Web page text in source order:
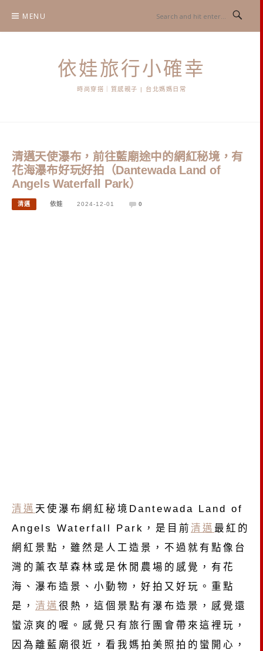
content
MENU
依娃旅行小確幸
時尚穿搭｜質感親子 | 台北媽媽日常
清邁天使瀑布，前往藍廟途中的網紅秘境，有
花海瀑布好玩好拍（Dantewada Land of
Angels Waterfall Park）
清邁 依娃 2024-12-01 0
清邁 天使瀑布網紅秘境Dantewada Land of
Angels Waterfall Park，是目前 清邁 最紅的
網紅景點，雖然是人工造景，不過就有點像台
灣的薰衣草森林或是休閒農場的感覺，有花
海、瀑布造景、小動物，好拍又好玩。重點
是， 清邁 很熱，這個景點有瀑布造景，感覺還
蠻涼爽的喔。感覺只有旅行團會帶來這裡玩，
因為離藍廟很近，看我媽拍美照拍的蠻開心，